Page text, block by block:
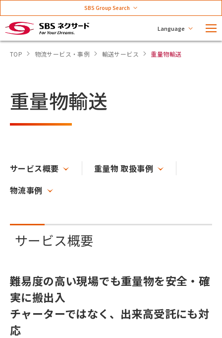
Language
SBS Group Search
TOP 物流サービス・事例 輸送サービス 重量物輸送
重量物輸送
サービス概要
重量物 取扱事例
物流事例
サービス概要
難易度の高い現場でも重量物を安全・確
実に搬出入
チャーターではなく、出来高受託にも対
応